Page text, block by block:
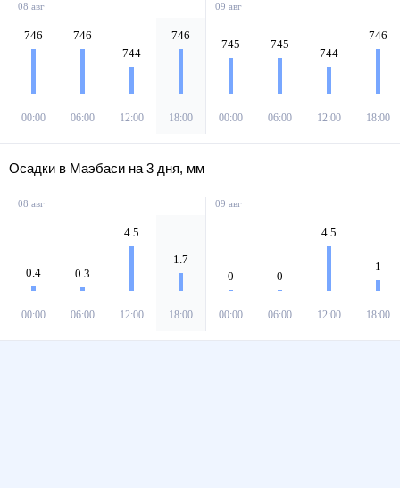
08 авг
746
00:00
746
06:00
744
12:00
746
18:00
09 авг
745
00:00
745
06:00
744
12:00
746
18:00
Осадки в Маэбаси на 3 дня, мм
08 авг
0.4
00:00
0.3
06:00
4.5
12:00
1.7
18:00
09 авг
0
00:00
0
06:00
4.5
12:00
1
18:00